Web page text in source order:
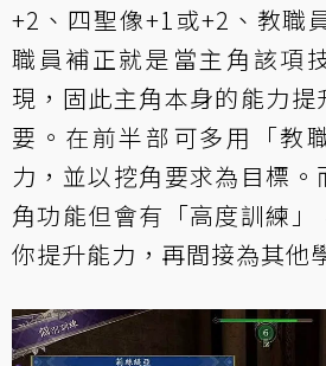
+2、四聖像+1或+2、教職
職員補正就是當主角該項
現，固此主角本身的能力
要。在前半部可多用「教
力，並以挖角要求為目標
角功能但會有「高度訓練
你提升能力，再間接為其他